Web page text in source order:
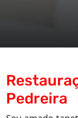
Pedreira